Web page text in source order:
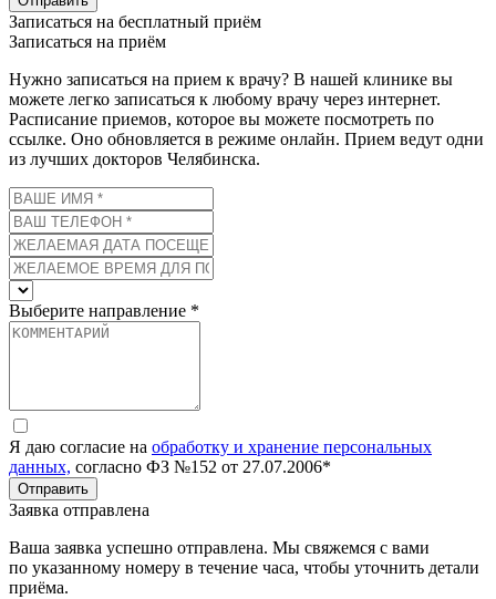
Записаться на бесплатный приём
Записаться на приём
Нужно записаться на прием к врачу? В нашей клинике вы
можете легко записаться к любому врачу через интернет.
Расписание приемов, которое вы можете посмотреть по
ссылке. Оно обновляется в режиме онлайн. Прием ведут одни
из лучших докторов Челябинска.
Выберите направление *
Я даю согласие на обработку и хранение персональных
данных, согласно ФЗ №152 от 27.07.2006*
Отправить
Заявка отправлена
Ваша заявка успешно отправлена. Мы свяжемся с вами
по указанному номеру в течение часа, чтобы уточнить детали
приёма.